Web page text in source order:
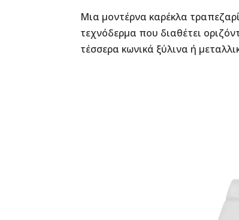
Μια μοντέρνα καρέκλα
τεχνόδερμα που διαθέτει
τέσσερα κωνικά ξύλινα ή